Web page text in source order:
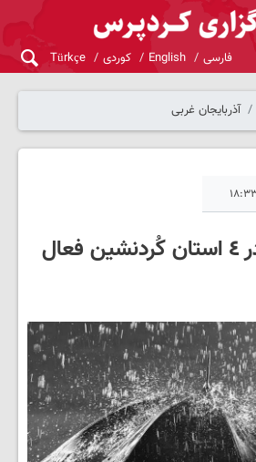
فارسی English کوردی Türkçe
آذربایجان غربی
سامانه بارشی در ٤ استان کُردنشین فعال